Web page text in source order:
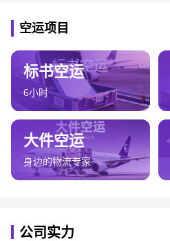
空运项目
标书空运
6小时
大件空运
身边的物流专家
公司实力